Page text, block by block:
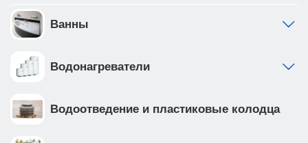
Создайте идеальную ванную комнату с
комплектом сантехники, который включает
и клавишу смыва ESTI-S цвета хром глянцевый,
унитаз с системой смыва TORNADO выполнен
из белого фарфора, и имеет такие особенности
Ванны
Водонагреватели
Водоотведение и пластиковые колодца